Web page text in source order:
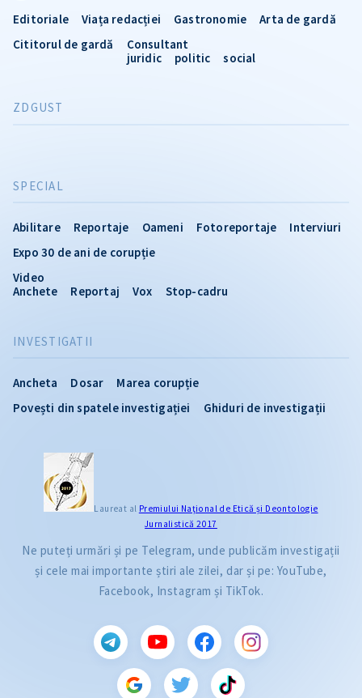
INVESTIGATII
Ancheta Dosar
Marea corupție
Povești din spatele investigației
Ghiduri de investigații
SPECIAL
Abilitare Reportaje Oameni Fotoreportaje
Interviuri
Expo 30 de ani de corupție
Video
Anchete
Reportaj Vox Stop-cadru
Editoriale
Viața redacției Gastronomie
Arta de gardă
Cititorul de gardă
Consultant
juridic
politic social
ZDGUST
Laureat al Premiului Naţional de Etică și Deontologie
Jurnalistică 2017
Ne puteți urmări și pe Telegram, unde publicăm investigații
și cele mai importante știri ale zilei, dar și pe: YouTube,
Facebook, Instagram și TikTok.